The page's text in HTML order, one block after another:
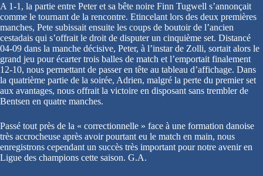
A 1-1, la partie entre Peter et sa bête noire Finn Tugwell s’annonçait
comme le tournant de la rencontre. Etincelant lors des deux premières
manches, Pete subissait ensuite les coups de boutoir de l’ancien
cestadais qui s’offrait le droit de disputer un cinquième set. Distancé
04-09 dans la manche décisive, Peter, à l’instar de Zolli, sortait alors le
grand jeu pour écarter trois balles de match et l’emportait finalement
12-10, nous permettant de passer en tête au tableau d’affichage. Dans
la quatrième partie de la soirée, Adrien, malgré la perte du premier set
aux avantages, nous offrait la victoire en disposant sans trembler de
Bentsen en quatre manches.
Passé tout près de la « correctionnelle » face à une formation danoise
très accrocheuse après avoir pourtant eu le match en main, nous
enregistrons cependant un succès très important pour notre avenir en
Ligue des champions cette saison. G.A.